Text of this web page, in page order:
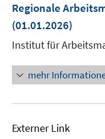
Regionale
(01.01.2026)
Institut für
mehr
Externer Link